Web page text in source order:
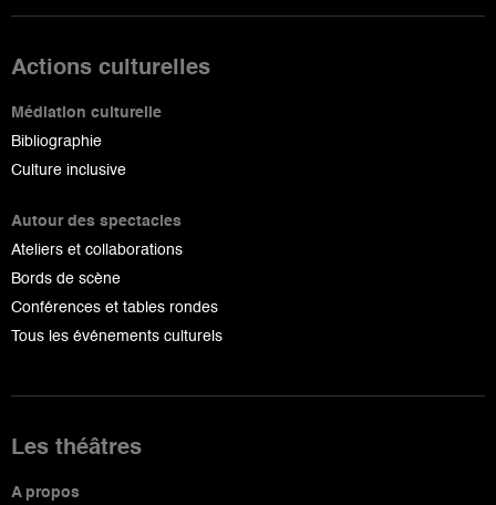
Actions culturelles
Médiation culturelle
Bibliographie
Culture inclusive
Autour des spectacles
Ateliers et collaborations
Bords de scène
Conférences et tables rondes
Tous les événements culturels
Les théâtres
A propos